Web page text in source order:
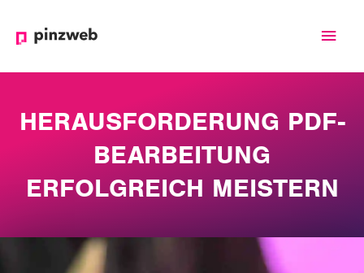
HERAUSFORDERUNG PDF-
BEARBEITUNG
ERFOLGREICH MEISTERN